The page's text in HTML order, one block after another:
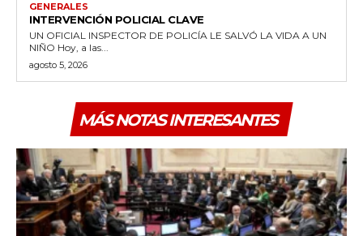
GENERALES
INTERVENCIÓN POLICIAL CLAVE
UN OFICIAL INSPECTOR DE POLICÍA LE SALVÓ LA VIDA A UN
NIÑO Hoy, a las...
agosto 5, 2026
MÁS NOTAS INTERESANTES